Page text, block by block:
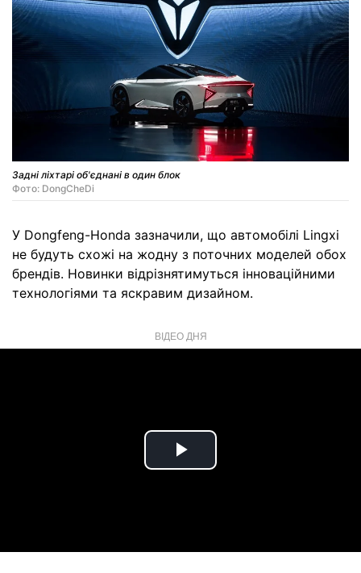
Задні ліхтарі об'єднані в один блок
Фото: DongCheDi
У Dongfeng-Honda зазначили, що автомобілі Lingxi
не будуть схожі на жодну з поточних моделей обох
брендів. Новинки відрізнятимуться інноваційними
технологіями та яскравим дизайном.
ВІДЕО ДНЯ
Play